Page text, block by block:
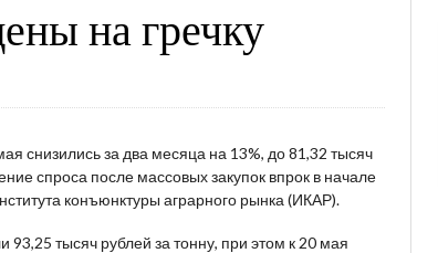
на гречку
снизились за два месяца на 13%, до 81,32 тысяч
спроса после массовых закупок впрок в начале
конъюнктуры аграрного рынка (ИКАР).
93,25 тысяч рублей за тонну, при этом к 20 мая